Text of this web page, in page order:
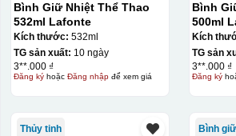
Bình Giữ Nhiệt Thể Thao
532ml Lafonte
Kích thước: 532ml
TG sản xuất: 10 ngày
3**.000 ₫
Đăng kýhoặc Đăng nhậpđể xem giá
Bình
Kích
TG sản
3**.000 ₫
Đăng ký
Thủy tinh